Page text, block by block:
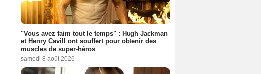
"Vous avez faim tout le temps" : Hugh Jackman
et Henry Cavill ont souffert pour obtenir des
muscles de super-héros
samedi 8 août 2026